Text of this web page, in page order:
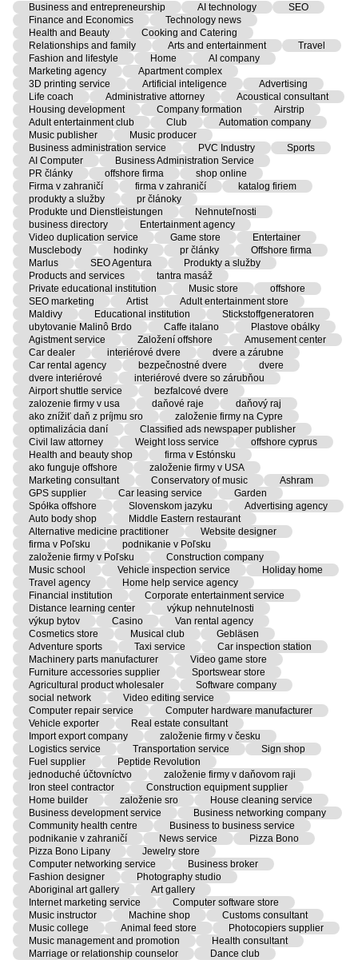
Business and entrepreneurship AI technology
SEO
Finance and Economics
Technology news
Health and Beauty
Cooking and Catering
Relationships and family
Arts and entertainment
Travel
Fashion and lifestyle
Home
AI company
Marketing agency
Apartment complex
3D printing service
Artificial inteligence
Advertising
Life coach
Administrative attorney
Acoustical consultant
Housing development
Company formation
Airstrip
Adult entertainment club
Club
Automation company
Music publisher
Music producer
Business administration service
PVC Industry
Sports
AI Computer
Business Administration Service
PR články
offshore firma
shop online
Firma v zahraničí
firma v zahraničí
katalog firiem
produkty a služby
pr článoky
Produkte und Dienstleistungen
Nehnuteľnosti
business directory
Entertainment agency
Video duplication service
Game store
Entertainer
Musclebody
hodinky pr články
Offshore firma
Marlus
SEO Agentura
Produkty a služby
Products and services
tantra masáž
Private educational institution
Music store
offshore
SEO marketing
Artist
Adult entertainment store
Maldivy
Educational institution
Stickstoffgeneratoren
ubytovanie Malinô Brdo
Caffe italano
Plastove obálky
Agistment service
Založení offshore
Amusement center
Car dealer
interiérové dvere
dvere a zárubne
Car rental agency
bezpečnostné dvere
dvere
dvere interiérové
interiérové dvere so zárubňou
Airport shuttle service
bezfalcové dvere
zalozenie firmy v usa
daňové raje
daňový raj
ako znížiť daň z príjmu sro
založenie firmy na Cypre
optimalizácia daní
Classified ads newspaper publisher
Civil law attorney
Weight loss service
offshore cyprus
Health and beauty shop
firma v Estónsku
ako funguje offshore
založenie firmy v USA
Marketing consultant
Conservatory of music
Ashram
GPS supplier
Car leasing service
Garden
Spółka offshore
Slovenskom jazyku
Advertising agency
Auto body shop
Middle Eastern restaurant
Alternative medicine practitioner
Website designer
firma v Poľsku
podnikanie v Poľsku
založenie firmy v Poľsku
Construction company
Music school
Vehicle inspection service
Holiday home
Travel agency
Home help service agency
Financial institution
Corporate entertainment service
Distance learning center
výkup nehnutelnosti
výkup bytov
Casino
Van rental agency
Cosmetics store
Musical club
Gebläsen
Adventure sports
Taxi service
Car inspection station
Machinery parts manufacturer
Video game store
Furniture accessories supplier
Sportswear store
Agricultural product wholesaler
Software company
social network
Video editing service
Computer repair service
Computer hardware manufacturer
Vehicle exporter
Real estate consultant
Import export company
založenie firmy v česku
Logistics service
Transportation service
Sign shop
Fuel supplier
Peptide Revolution
jednoduché účtovníctvo
založenie firmy v daňovom raji
Iron steel contractor
Construction equipment supplier
Home builder
založenie sro
House cleaning service
Business development service
Business networking company
Community health centre
Business to business service
podnikanie v zahraničí
News service
Pizza Bono
Pizza Bono Lipany
Jewelry store
Computer networking service
Business broker
Fashion designer
Photography studio
Aboriginal art gallery
Art gallery
Internet marketing service
Computer software store
Music instructor
Machine shop
Customs consultant
Music college
Animal feed store
Photocopiers supplier
Music management and promotion
Health consultant
Marriage or relationship counselor
Dance club